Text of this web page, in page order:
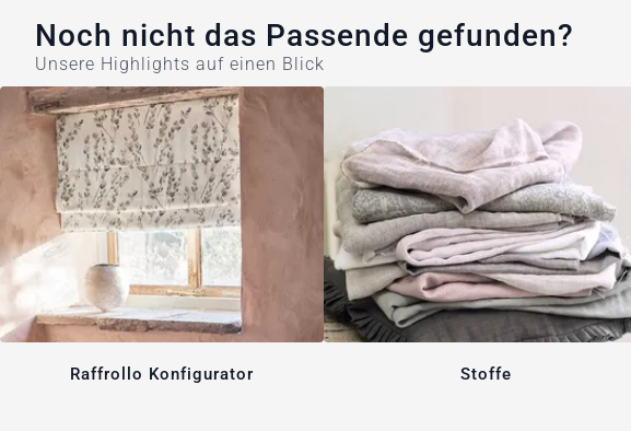
Noch nicht das Passende gefunden?
Unsere Highlights auf einen Blick
Raffrollo Konfigurator Stoffe